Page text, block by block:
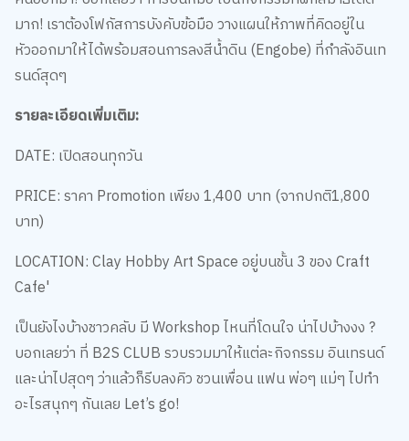
มาก! เราต้องโฟกัสการบังคับข้อมือ วางแผนให้ภาพที่คิดอยู่ใน
หัวออกมาให้ได้พร้อมสอนการลงสีน้ำดิน (Engobe) ที่กำลังอินเท
รนด์สุดๆ
รายละเอียดเพิ่มเติม:
บาท)
LOCATION: Clay Hobby Art Space อยู่บนชั้น 3 ของ Craft
Cafe'
เป็นยังไงบ้างชาวคลับ มี Workshop ไหนที่โดนใจ น่าไปบ้างงง ?
บอกเลยว่า ที่ B2S CLUB รวบรวมมาให้แต่ละกิจกรรม อินเทรนด์
และน่าไปสุดๆ ว่าแล้วก็รีบลงคิว ชวนเพื่อน แฟน พ่อๆ แม่ๆ ไปทำ
อะไรสนุกๆ กันเลย Let’s go!